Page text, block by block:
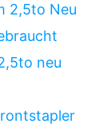
2,5to Neu
neu